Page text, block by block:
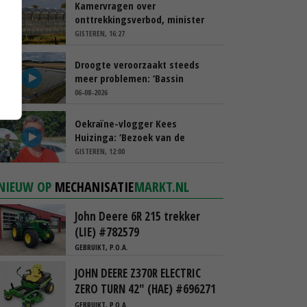
Kamervragen over
onttrekkingsverbod, minister
spreekt van ‘ondernemersrisico’
GISTEREN, 16:27
Droogte veroorzaakt steeds
meer problemen: ‘Bassin
afgelopen week al leeg’
06-08-2026
Oekraïne-vlogger Kees
Huizinga: ‘Bezoek van de
ambassade mag zelf groente
GISTEREN, 12:00
OP MECHANISATIEMARKT.NL
John Deere 6R 215 trekker
(LIE) #782579
GEBRUIKT, P.O.A.
JOHN DEERE Z370R ELECTRIC
ZERO TURN 42" (HAE) #696271
GEBRUIKT, P.O.A.